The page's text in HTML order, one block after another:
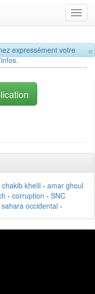
×
expressément votre
chakib khelil - amar ghoul
- corruption - SNC
sahara occidental -